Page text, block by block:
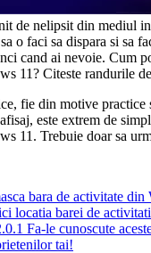
de nelipsit din mediul
o faci sa dispara si sa
cand ai nevoie. Cum
11? Citeste randurile
fie din motive practice
este extrem de
11. Trebuie doar sa
bara de activitate din
locatia barei de
Fa-le cunoscute
tai!